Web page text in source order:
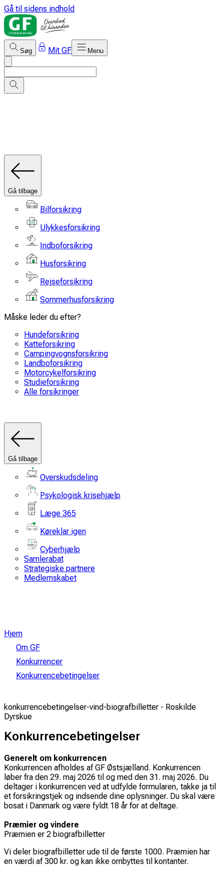
Gå til sidens indhold
Søg Mit GF Menu
Gå tilbage
Bilforsikring
Ulykkesforsikring
Indboforsikring
Husforsikring
Rejseforsikring
Sommerhusforsikring
Måske leder du efter?
Hundeforsikring
Katteforsikring
Campingvognsforsikring
Landboforsikring
Motorcykelforsikring
Studieforsikring
Alle forsikringer
Gå tilbage
Overskudsdeling
Psykologisk krisehjælp
Læge 365
Køreklar igen
Cyberhjælp
Samlerabat
Strategiske partnere
Medlemskabet
Hjem
Om GF
Konkurrencer
Konkurrencebetingelser
konkurrencebetingelser-vind-biografbilletter - Roskilde
Dyrskue
Konkurrencebetingelser
Generelt om konkurrencen
Konkurrencen afholdes af GF Østsjælland. Konkurrencen
løber fra den 29. maj 2026 til og med den 31. maj 2026. Du
deltager i konkurrencen ved at udfylde formularen, takke ja til
et forsikringstjek og indsende dine oplysninger. Du skal være
bosat i Danmark og være fyldt 18 år for at deltage.
Præmier og vindere
Præmien er 2 biografbilletter
Vi deler biografbilletter ude til de første 1000. Præmien har
en værdi af 300 kr. og kan ikke ombyttes til kontanter.